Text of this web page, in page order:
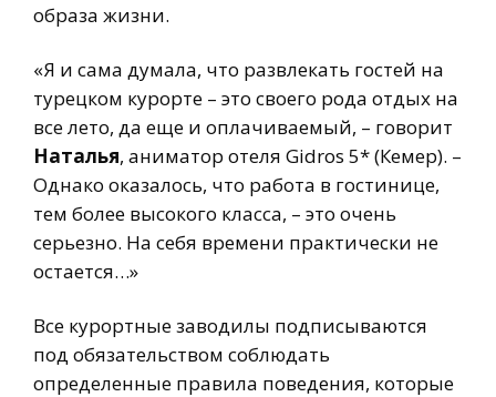
образа жизни.
«Я и сама думала, что развлекать гостей на
турецком курорте – это своего рода отдых на
все лето, да еще и оплачиваемый, – говорит
Наталья, аниматор отеля Gidros 5* (Кемер). –
Однако оказалось, что работа в гостинице,
тем более высокого класса, – это очень
серьезно. На себя времени практически не
остается…»
Все курортные заводилы подписываются
под обязательством соблюдать
определенные правила поведения, которые